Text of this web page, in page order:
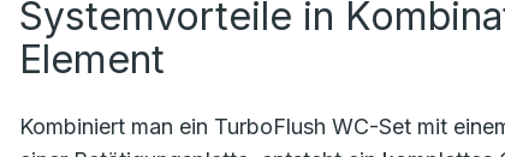
Systemvorteile in
Element
Kombiniert man ein TurboFlush WC-Set mit